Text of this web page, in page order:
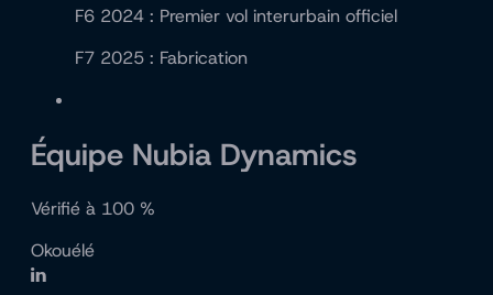
F6 2024 : Premier vol interurbain officiel
F7 2025 : Fabrication
Équipe Nubia Dynamics
Vérifié à 100 %
Okouélé